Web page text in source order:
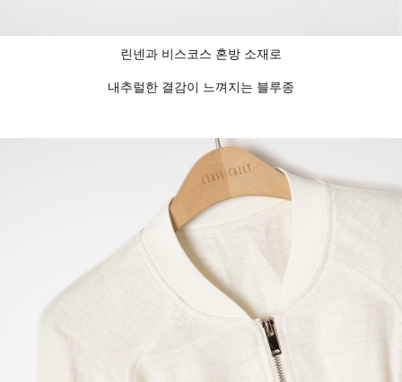
린넨과 비스코스 혼방 소재로
내추럴한 결감이 느껴지는 블루종